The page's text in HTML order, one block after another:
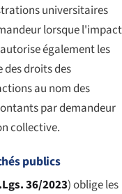
universitaires
lorsque l'impact
également les
des droits des
au nom des
par demandeur
collective.
publics
36/2023) oblige les